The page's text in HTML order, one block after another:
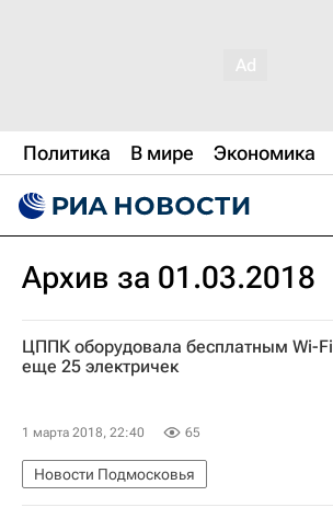
Политика В мире Экономика
Архив за 01.03.2018
ЦППК оборудовала бесплатным Wi-Fi
еще 25 электричек
1 марта 2018, 22:40 65
Новости Подмосковья
Московская область (Подмосковье)